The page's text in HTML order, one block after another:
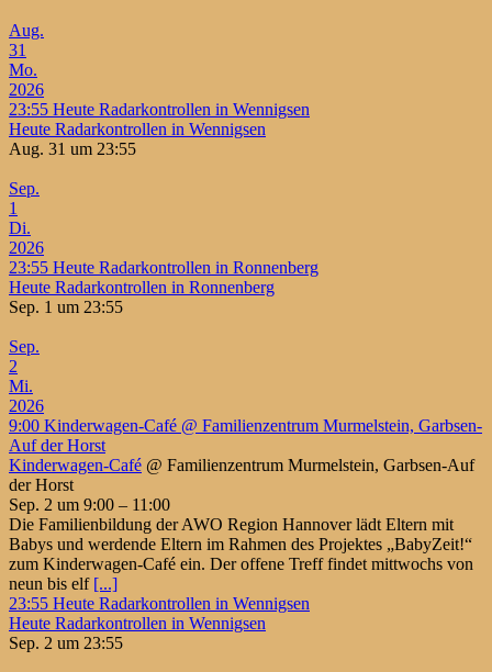
Aug.
31
Mo.
2026
23:55 Heute Radarkontrollen in Wennigsen
Heute Radarkontrollen in Wennigsen
Aug. 31 um 23:55
Sep.
1
Di.
2026
23:55 Heute Radarkontrollen in Ronnenberg
Heute Radarkontrollen in Ronnenberg
Sep. 1 um 23:55
Sep.
2
Mi.
2026
9:00 Kinderwagen-Café @ Familienzentrum Murmelstein, Garbsen-
Auf der Horst
Kinderwagen-Café @ Familienzentrum Murmelstein, Garbsen-Auf
der Horst
Sep. 2 um 9:00 – 11:00
Die Familienbildung der AWO Region Hannover lädt Eltern mit
Babys und werdende Eltern im Rahmen des Projektes „BabyZeit!“
zum Kinderwagen-Café ein. Der offene Treff findet mittwochs von
neun bis elf [...]
23:55 Heute Radarkontrollen in Wennigsen
Heute Radarkontrollen in Wennigsen
Sep. 2 um 23:55